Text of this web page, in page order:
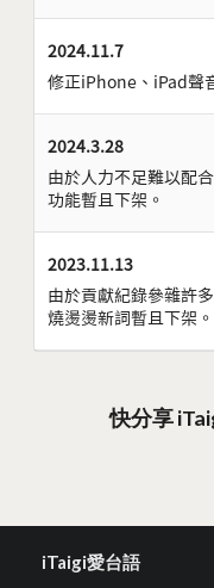
2024.11.7
修正iPhone、iPad聲
2024.3.28
由於人力不足難以配
功能暫且下架。
2023.11.13
由於貢獻紀錄參雜許
燒燙燙新詞暫且下架。
快分享
iTaigi愛台語